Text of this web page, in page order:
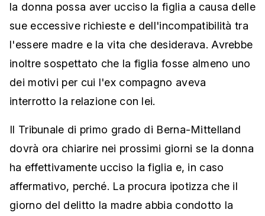
la donna possa aver ucciso la figlia a causa delle
sue eccessive richieste e dell'incompatibilità tra
l'essere madre e la vita che desiderava. Avrebbe
inoltre sospettato che la figlia fosse almeno uno
dei motivi per cui l'ex compagno aveva
interrotto la relazione con lei.
Il Tribunale di primo grado di Berna-Mittelland
dovrà ora chiarire nei prossimi giorni se la donna
ha effettivamente ucciso la figlia e, in caso
affermativo, perché. La procura ipotizza che il
giorno del delitto la madre abbia condotto la